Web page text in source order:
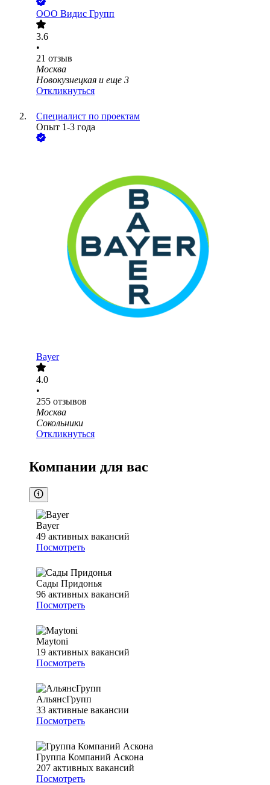
ООО Видис Групп
3.6
•
21 отзыв
Москва
Новокузнецкая и еще 3
Откликнуться
Специалист по проектам
Опыт 1-3 года
Bayer
4.0
•
255 отзывов
Москва
Сокольники
Откликнуться
Компании для вас
Bayer
49 активных вакансий
Посмотреть
Сады Придонья
96 активных вакансий
Посмотреть
Maytoni
19 активных вакансий
Посмотреть
АльянсГрупп
33 активные вакансии
Посмотреть
Группа Компаний Аскона
207 активных вакансий
Посмотреть